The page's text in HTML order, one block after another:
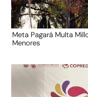
Meta Pagará Multa
Menores